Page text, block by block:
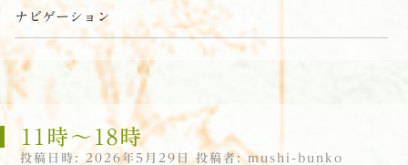
ナビゲーション
コンテンツへスキップ
11時〜18時
投稿日時: 2026年5月29日 投稿者:mushi-bunko